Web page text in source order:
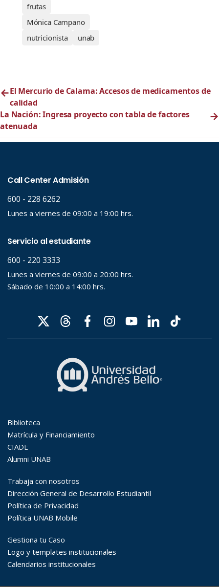
frutas
Mónica Campano
nutricionista
unab
←El Mercurio de Calama: Accesos de medicamentos de
calidad
La Nación: Ingresa proyecto con tabla de factores
atenuada
→